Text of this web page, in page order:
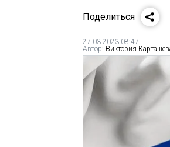
Поделиться
27.03.2023 08:47
Автор: Виктория